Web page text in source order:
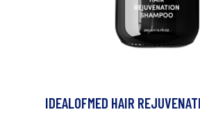
IDEALOFMED HAIR